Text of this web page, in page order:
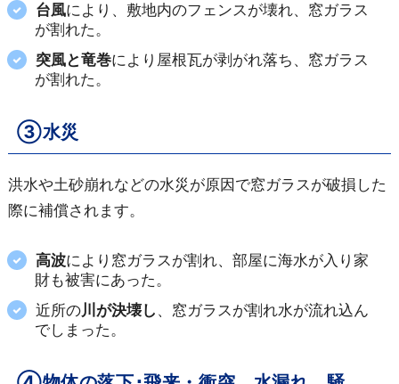
台風により、敷地内のフェンスが壊れ、窓ガラス
が割れた。
突風と竜巻により屋根瓦が剥がれ落ち、窓ガラス
が割れた。
③水災
洪水や土砂崩れなどの水災が原因で窓ガラスが破損した
際に補償されます。
高波により窓ガラスが割れ、部屋に海水が入り家
財も被害にあった。
近所の川が決壊し 、窓ガラスが割れ水が流れ込ん
でしまった。